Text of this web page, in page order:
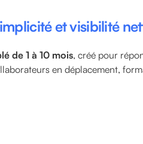
et visibilité
de 1 à 10 mois, créé pour
en déplacement,